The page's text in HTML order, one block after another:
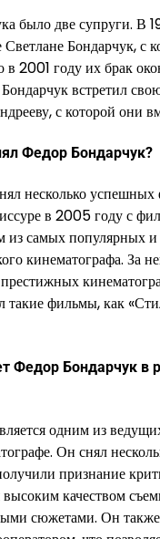
было две супруги. В
Бондарчук, с
2001 году их брак
встретил
с которой они
Федор Бондарчук?
несколько
в 2005 году с
из самых популярных
кинематографа. За
такие фильмы, как
Федор Бондарчук в
одним из
Он снял
признание
качеством
сюжетами. Он также